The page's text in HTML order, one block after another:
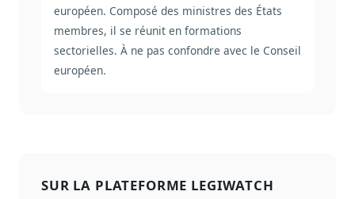
européen. Composé des ministres des États
membres, il se réunit en formations
sectorielles. À ne pas confondre avec le Conseil
européen.
SUR LA PLATEFORME LEGIWATCH